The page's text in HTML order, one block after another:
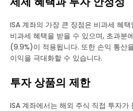
ISA 계좌의 가장 큰 장점은 비과세 혜
비과세 혜택을 받을 수 있으며, 초과분
(9.9%)이 적용됩니다. 또한 손익 통산
이익을 극대화할 수 있습니다.
투자 상품의 제한
ISA 계좌에서는 해외 주식 직접 투자가